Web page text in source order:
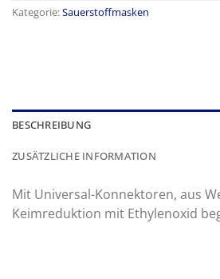
Kategorie:Sauerstoffmasken
BESCHREIBUNG
ZUSÄTZLICHE INFORMATION
Mit Universal-Konnektoren, aus
Keimreduktion mit Ethylenoxid